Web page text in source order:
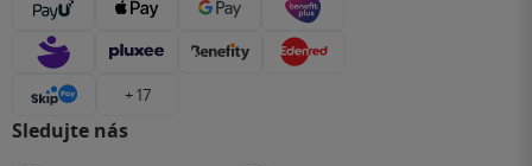
+ 17
Sledujte nás